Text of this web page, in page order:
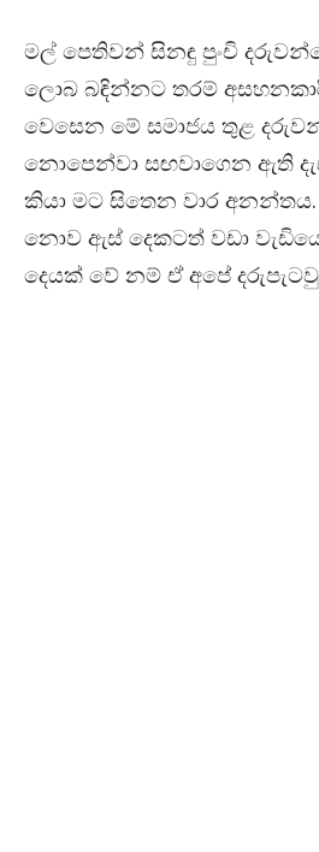
මල් පෙතිවන් සිනඳු පුංචි
ලොබ බඳින්නට තරම්
වෙසෙන මේ සමාජය තුළ
නොපෙන්වා සඟවාගෙන ඇති
කියා මට සිතෙන වාර
නොව ඇස් දෙකටත් වඩා
දෙයක් වේ නම් ඒ අපේ